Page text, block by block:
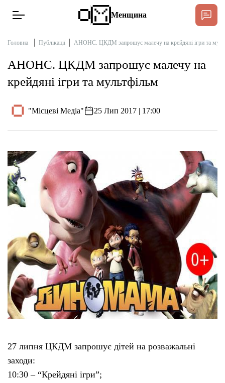
Новини
Інтерв’ю
Публікації
Про нас
Тендери
Довідник
Контакти
Підтримати «місцевих»
Менщина
Головна Публікації АНОНС. ЦКДМ запрошує малечу на крейдяні ігри та
АНОНС. ЦКДМ запрошує малечу на
крейдяні ігри та мультфільм
"Місцеві Медіа" 25 Лип 2017 | 17:00
27 липня ЦКДМ запрошує дітей на розважальні
заходи:
10:30 – “Крейдяні ігри”;